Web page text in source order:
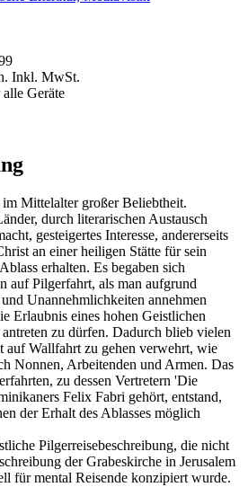
Inkl. MwSt.
Geräte
Mittelalter großer Beliebtheit.
durch literarischen Austausch
gesteigertes Interesse, andererseits
an einer heiligen Stätte für sein
erhalten. Es begaben sich
auf Pilgerfahrt, als man aufgrund
Unannehmlichkeiten annehmen
Erlaubnis eines hohen Geistlichen
zu dürfen. Dadurch blieb vielen
auf Wallfahrt zu gehen verwehrt, wie
Nonnen, Arbeitenden und Armen. Das
zu dessen Vertretern 'Die
Felix Fabri gehört, entstand,
der Erhalt des Ablasses möglich
Pilgerreisebeschreibung, die nicht
der Grabeskirche in Jerusalem
für mental Reisende konzipiert wurde.